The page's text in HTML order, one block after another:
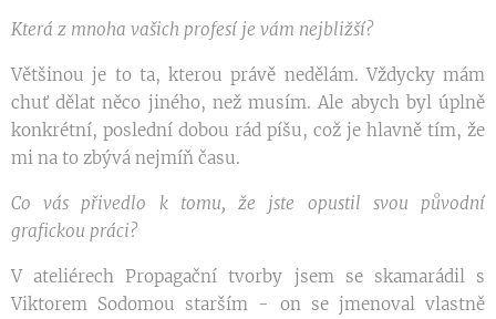
Která z mnoha vašich profesí je vám nejbližší?
Většinou je to ta, kterou právě nedělám. Vždycky mám
chuť dělat něco jiného, než musím. Ale abych byl úplně
konkrétní, poslední dobou rád píšu, což je hlavně tím, že
mi na to zbývá nejmíň času.
Co vás přivedlo k tomu, že jste opustil svou původní
grafickou práci?
V ateliérech Propagační tvorby jsem se skamarádil s
Viktorem Sodomou starším - on se jmenoval vlastně